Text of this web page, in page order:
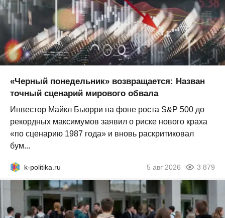
«Черный понедельник» возвращается: Назван
точный сценарий мирового обвала
Инвестор Майкл Бьюрри на фоне роста S&P 500 до
рекордных максимумов заявил о риске нового краха
«по сценарию 1987 года» и вновь раскритиковал
бум...
k-politika.ru 5 авг 2026 3 879